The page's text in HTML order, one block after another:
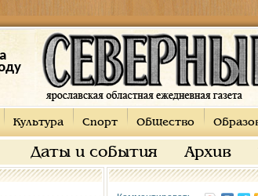
Культура Спорт Общество
Даты и события Архив